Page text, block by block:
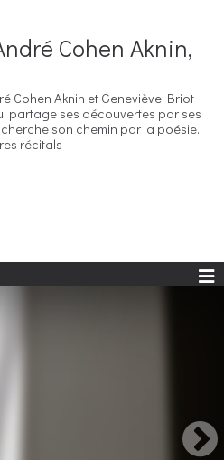
Cohen Aknin,
Cohen Aknin et Geneviève Briot
partage ses découvertes par ses
son chemin par la poésie.
récitals